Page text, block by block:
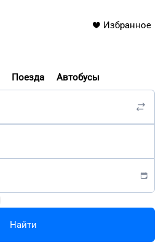
Избранное
Поезда Автобусы
Найти